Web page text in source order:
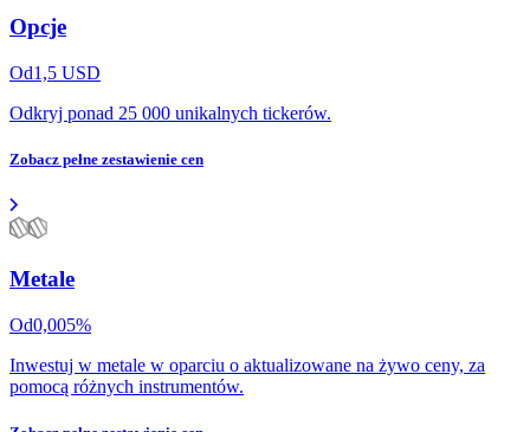
Opcje
Od1,5 USD
Odkryj ponad 25 000 unikalnych tickerów.
Zobacz pełne zestawienie cen
Metale
Od0,005%
Inwestuj w metale w oparciu o aktualizowane na żywo ceny, za
pomocą różnych instrumentów.